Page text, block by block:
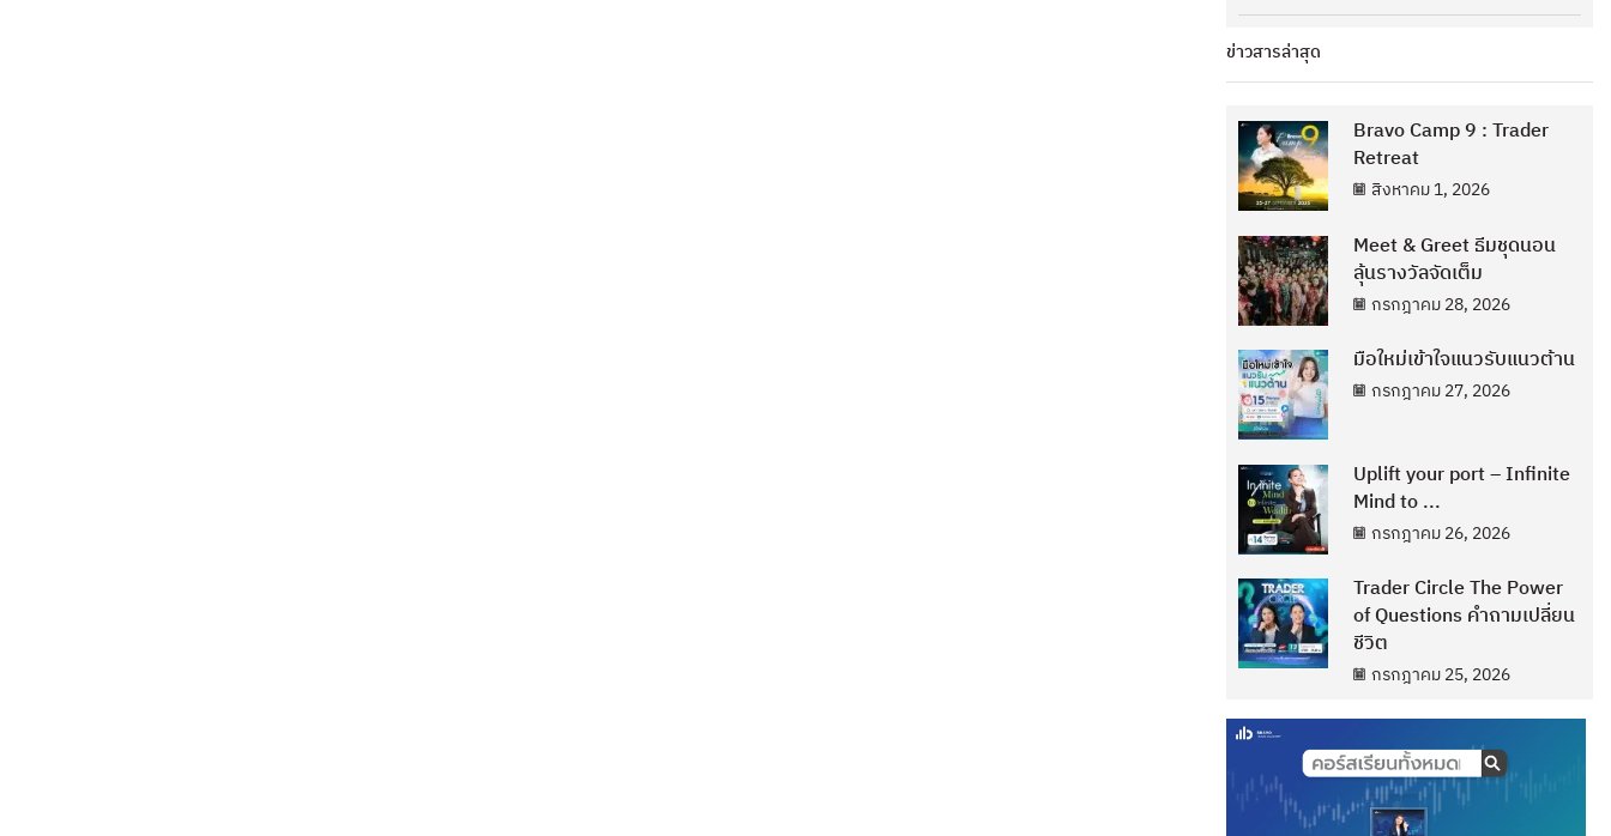
ข่าวสารล่าสุด
Bravo Camp 9 : Trader
Retreat
สิงหาคม 1, 2026
Meet & Greet ธีมชุดนอน
ลุ้นรางวัลจัดเต็ม
กรกฎาคม 28, 2026
มือใหม่เข้าใจแนวรับแนวต้าน
กรกฎาคม 27, 2026
Uplift your port – Infinite
Mind to ...
กรกฎาคม 26, 2026
Trader Circle The Power
of Questions คำถามเปลี่ยน
ชีวิต
กรกฎาคม 25, 2026